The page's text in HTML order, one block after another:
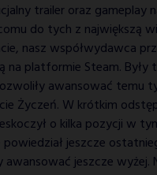
trailer oraz gameplay
do tych z największą
nasz współwydawca
na platformie Steam. Były
awansować temu
Życzeń. W krótkim
o kilka pozycji w
jeszcze
awansować jeszcze wyżej.